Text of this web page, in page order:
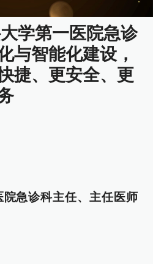
学第一医院急诊
与智能化建设，
捷、更安全、更
急诊科主任、主任医师